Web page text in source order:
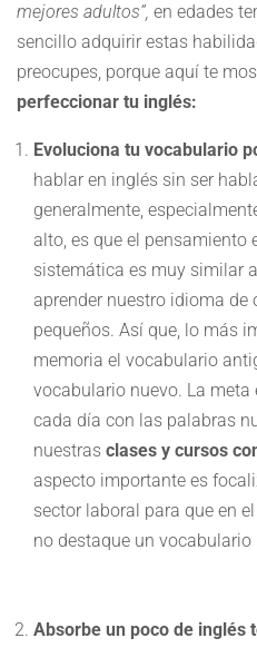
mejores adultos”, en edades
sencillo adquirir estas
preocupes, porque aquí te
perfeccionar tu inglés:
Evoluciona tu vocabulario
hablar en inglés sin ser
generalmente,
alto, es que el pensamiento
sistemática es muy similar
aprender nuestro idioma de
pequeños. Así que, lo más
memoria el vocabulario
vocabulario nuevo. La
cada día con las palabras
nuestras clases y cursos
aspecto importante es
sector laboral para que en
no destaque un vocabulario
Absorbe un poco de inglés